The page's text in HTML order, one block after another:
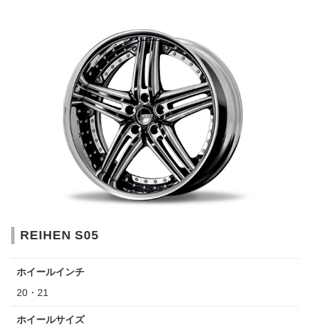
REIHEN S05
ホイールインチ
20・21
ホイールサイズ